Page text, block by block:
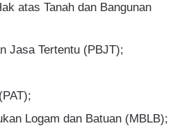
atas Tanah dan Bangunan
Jasa Tertentu (PBJT);
Logam dan Batuan (MBLB);